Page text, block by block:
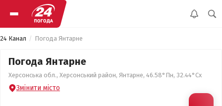
24 Канал Погода Янтарне
Погода Янтарне
Херсонська обл., Херсонський район, Янтарне, 46.58°Пн, 32.44°Сх
Змінити місто